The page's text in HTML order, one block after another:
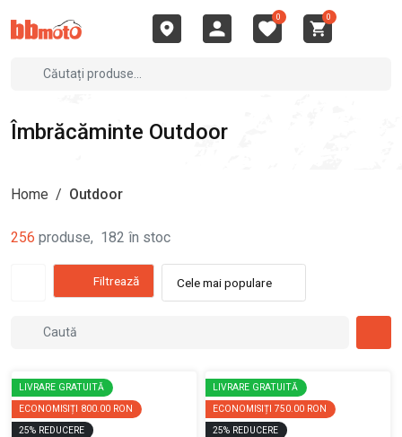
0 0
Îmbrăcăminte Outdoor
Home / Outdoor
256 produse, 182 în stoc
Filtrează Cele mai populare
LIVRARE GRATUITĂ
ECONOMISIȚI 800.00 RON
25% REDUCERE
LIVRARE GRATUITĂ
ECONOMISIȚI 750.00 RON
25% REDUCERE